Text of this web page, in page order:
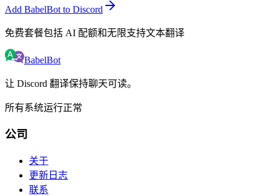
Add BabelBot to Discord
免费套餐包括 AI 配额和无限支持文本翻译
BabelBot
让 Discord 翻译保持聊天可读。
所有系统运行正常
公司
关于
更新日志
联系